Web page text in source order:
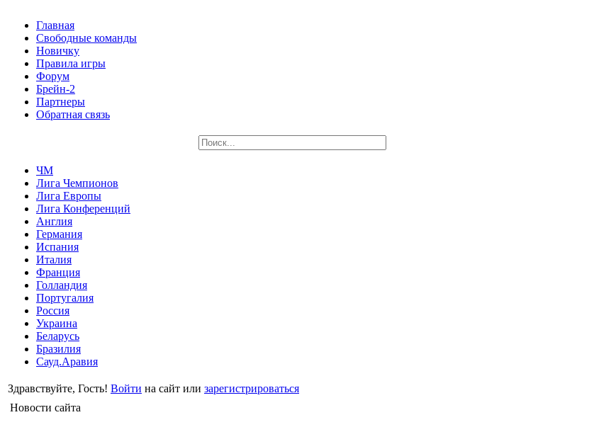
Главная
Свободные команды
Новичку
Правила игры
Форум
Брейн-2
Партнеры
Обратная связь
ЧМ
Лига Чемпионов
Лига Европы
Лига Конференций
Англия
Германия
Испания
Италия
Франция
Голландия
Португалия
Россия
Украина
Беларусь
Бразилия
Сауд.Аравия
Здравствуйте, Гость! Войти на сайт или зарегистрироваться
Новости сайта